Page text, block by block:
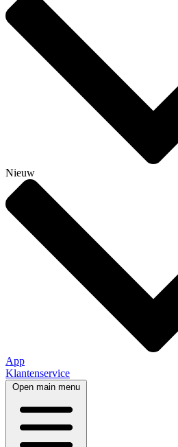
Nieuw
App
Klantenservice
Open main menu